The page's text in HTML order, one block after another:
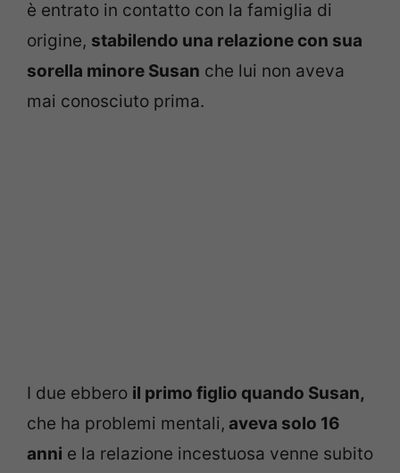
è entrato in contatto con la famiglia di
origine, stabilendo una relazione con sua
sorella minore Susan che lui non aveva
mai conosciuto prima.
I due ebbero il primo figlio quando Susan,
che ha problemi mentali, aveva solo 16
anni e la relazione incestuosa venne subito